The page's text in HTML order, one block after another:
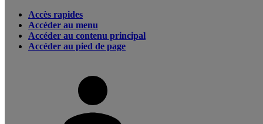
Accès rapides
Accéder au menu
Accéder au contenu principal
Accéder au pied de page